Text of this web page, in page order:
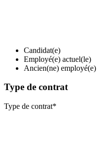
Candidat(e)
Employé(e) actuel(le)
Ancien(ne) employé(e)
Type de contrat
Type de contrat*